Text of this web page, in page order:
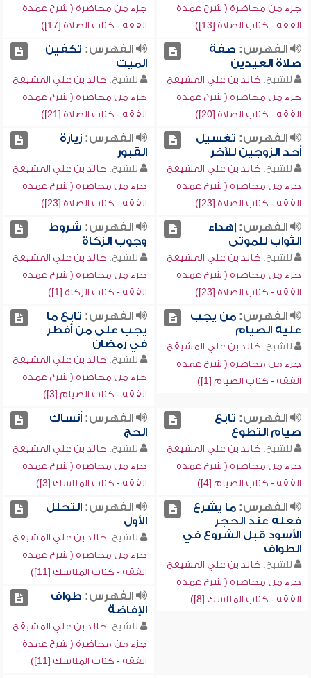
جزء من محاضرة ( شرح عمدة
الفقه - كتاب الصلاة [13])
جزء من محاضرة ( شرح عمدة
الفقه - كتاب الصلاة [17])
الفهرس: صفة
صلاة العيدين
للشيخ: خالد بن علي المشيقح
جزء من محاضرة ( شرح عمدة
الفقه - كتاب الصلاة [20])
الفهرس: تكفين
الميت
للشيخ: خالد بن علي المشيقح
جزء من محاضرة ( شرح عمدة
الفقه - كتاب الصلاة [21])
الفهرس: تغسيل
أحد الزوجين للآخر
للشيخ: خالد بن علي المشيقح
جزء من محاضرة ( شرح عمدة
الفقه - كتاب الصلاة [23])
الفهرس:زيارة
القبور
للشيخ: خالد بن علي المشيقح
جزء من محاضرة ( شرح عمدة
الفقه - كتاب الصلاة [23])
الفهرس:إهداء
الثواب للموتى
للشيخ: خالد بن علي المشيقح
جزء من محاضرة ( شرح عمدة
الفقه - كتاب الصلاة [23])
الفهرس: شروط
وجوب الزكاة
للشيخ: خالد بن علي المشيقح
جزء من محاضرة ( شرح عمدة
الفقه - كتاب الزكاة [1])
الفهرس:من يجب
عليه الصيام
للشيخ: خالد بن علي المشيقح
جزء من محاضرة ( شرح عمدة
الفقه - كتاب الصيام [1])
الفهرس: تابع ما
يجب على من أفطر
في رمضان
للشيخ: خالد بن علي المشيقح
جزء من محاضرة ( شرح عمدة
الفقه - كتاب الصيام [3])
الفهرس: تابع
صيام التطوع
للشيخ: خالد بن علي المشيقح
جزء من محاضرة ( شرح عمدة
الفقه - كتاب الصيام [4])
الفهرس:أنساك
الحج
للشيخ: خالد بن علي المشيقح
جزء من محاضرة ( شرح عمدة
الفقه - كتاب المناسك [3])
الفهرس:ما يشرع
فعله عند الحجر
الأسود قبل الشروع في
الطواف
للشيخ: خالد بن علي المشيقح
جزء من محاضرة ( شرح عمدة
الفقه - كتاب المناسك [8])
الفهرس:التحلل
الأول
للشيخ: خالد بن علي المشيقح
جزء من محاضرة ( شرح عمدة
الفقه - كتاب المناسك [11])
الفهرس: طواف
الإفاضة
للشيخ: خالد بن علي المشيقح
جزء من محاضرة ( شرح عمدة
الفقه - كتاب المناسك [11])